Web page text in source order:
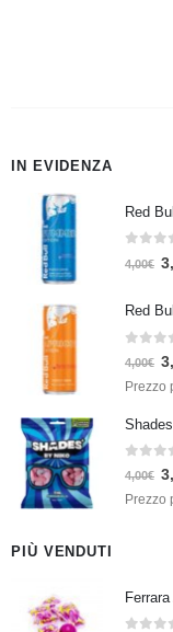
IN EVIDENZA
Red
Su 5
4,00€
Su 5
4,00€
Prezzo
Su 5
4,00€
Prezzo
PIÙ VENDUTI